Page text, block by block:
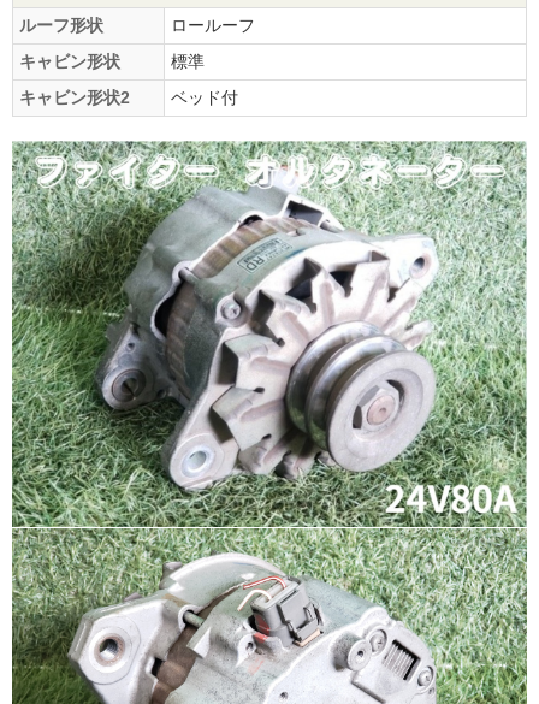
ルーフ形状
ロールーフ
キャビン形状
標準
キャビン形状2
ベッド付